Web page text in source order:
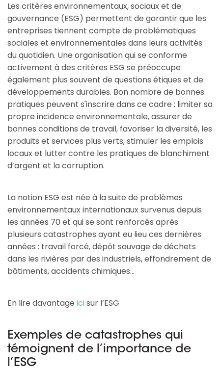
Les critères environnementaux, sociaux et de
gouvernance (ESG) permettent de garantir que les
entreprises tiennent compte de problématiques
sociales et environnementales dans leurs activités
du quotidien. Une organisation qui se conforme
activement à des critères ESG se préoccupe
également plus souvent de questions étiques et de
développements durables. Bon nombre de bonnes
pratiques peuvent s'inscrire dans ce cadre : limiter sa
propre incidence environnementale, assurer de
bonnes conditions de travail, favoriser la diversité, les
produits et services plus verts, stimuler les emplois
locaux et lutter contre les pratiques de blanchiment
d’argent et la corruption.
La notion ESG est née à la suite de problèmes
environnementaux internationaux survenus depuis
les années 70 et qui se sont renforcés après
plusieurs catastrophes ayant eu lieu ces dernières
années : travail forcé, dépôt sauvage de déchets
dans les rivières par des industriels, effondrement de
bâtiments, accidents chimiques…
En lire davantage icisur l’ESG
Exemples de catastrophes qui
témoignent de l’importance de
l’ESG